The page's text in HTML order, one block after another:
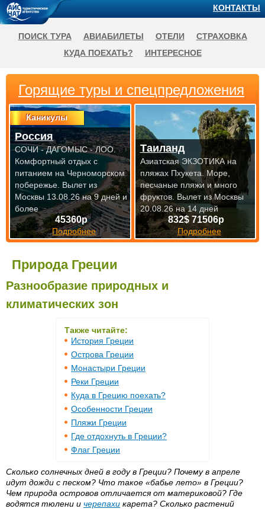
Природа Греции
Разнообразие природных и
климатических зон
Также читайте:
История Греции
Острова Греции
Монастыри Греции
Реки Греции
Куда в Грецию поехать?
Особенности Греции
Пляжи Греции
Где отдохнуть в Греции?
Флаг Греции
Сколько солнечных дней в году в Греции? Почему в апреле
идут дожди с песком? Что такое «бабье лето» в Греции?
Чем природа островов отличается от материковой? Где
водятся тюлени и черепахи карета? Сколько растений
Горящие туры и спецпредложения
Каникулы
45360р
Подробнее
Россия
СОЧИ - ДАГОМЫС - ЛОО.
Комфортный отдых с
питанием на Черноморском
побережье. Вылет из
Москвы 13.08.26 на 9 дней и
более
832$ 71506р
Подробнее
Таиланд
Азиатская ЭКЗОТИКА на
пляжах Пхукета. Море,
песчаные пляжи и много
фруктов. Вылет из Москвы
20.08.26 на 14 дней
КОНТАКТЫ
ПОИСК ТУРА АВИАБИЛЕТЫ ОТЕЛИ
СТРАХОВКА
КУДА ПОЕХАТЬ?
ИНТЕРЕСНОЕ